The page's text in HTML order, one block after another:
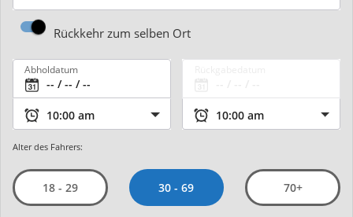
Rückkehr zum selben Ort
Abholdatum
Alter des Fahrers:
18 - 29 30 - 69 70+